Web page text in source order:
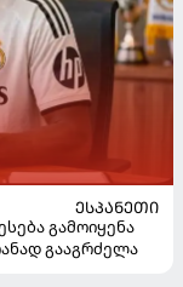
ᲔᲡᲞᲐᲜᲔᲗᲘ
გამოიყენა
გააგრძელა